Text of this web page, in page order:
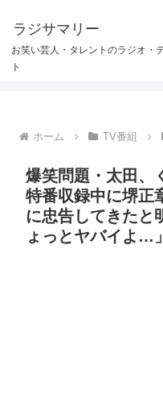
ラジサマリー
お笑い芸人・タレントのラジオ・
ト
ホーム TV番組
爆笑問題・太田、
特番収録中に堺正
に忠告してきたと
ょっとヤバイよ…」